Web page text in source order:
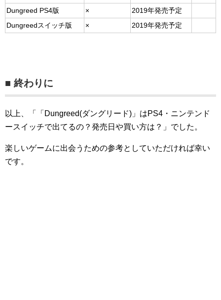
Dungreed PS4版 ×
2019年発売予定
Dungreedスイッチ版
× 2019年発売予定
■ 終わりに
以上、「「Dungreed(ダングリード)」はPS4・ニンテンド
ースイッチで出てるの？発売日や買い方は？」でした。
楽しいゲームに出会うための参考としていただければ幸い
です。